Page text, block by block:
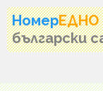
НомерЕДНО
български